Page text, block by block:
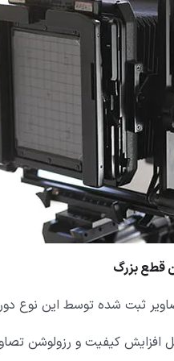
قطع بزرگ
ثبت شده توسط این نوع
افزایش کیفیت و رزولوشن